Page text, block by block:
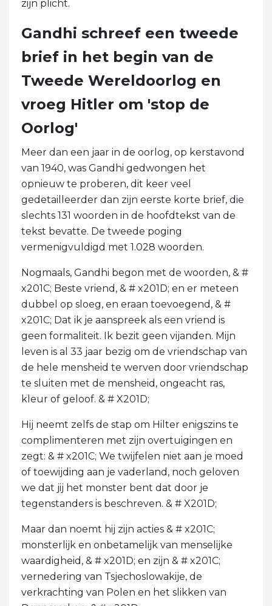
zijn plicht.
Gandhi schreef een tweede
brief in het begin van de
Tweede Wereldoorlog en
vroeg Hitler om 'stop de
Oorlog'
Meer dan een jaar in de oorlog, op kerstavond
van 1940, was Gandhi gedwongen het
opnieuw te proberen, dit keer veel
gedetailleerder dan zijn eerste korte brief, die
slechts 131 woorden in de hoofdtekst van de
tekst bevatte. De tweede poging
vermenigvuldigd met 1.028 woorden.
Nogmaals, Gandhi begon met de woorden, & #
x201C; Beste vriend, & # x201D; en er meteen
dubbel op sloeg, en eraan toevoegend, & #
x201C; Dat ik je aanspreek als een vriend is
geen formaliteit. Ik bezit geen vijanden. Mijn
leven is al 33 jaar bezig om de vriendschap van
de hele mensheid te werven door vriendschap
te sluiten met de mensheid, ongeacht ras,
kleur of geloof. & # X201D;
Hij neemt zelfs de stap om Hilter enigszins te
complimenteren met zijn overtuigingen en
zegt: & # x201C; We twijfelen niet aan je moed
of toewijding aan je vaderland, noch geloven
we dat jij het monster bent dat door je
tegenstanders is beschreven. & # X201D;
Maar dan noemt hij zijn acties & # x201C;
monsterlijk en onbetamelijk van menselijke
waardigheid, & # x201D; en zijn & # x201C;
vernedering van Tsjechoslowakije, de
verkrachting van Polen en het slikken van